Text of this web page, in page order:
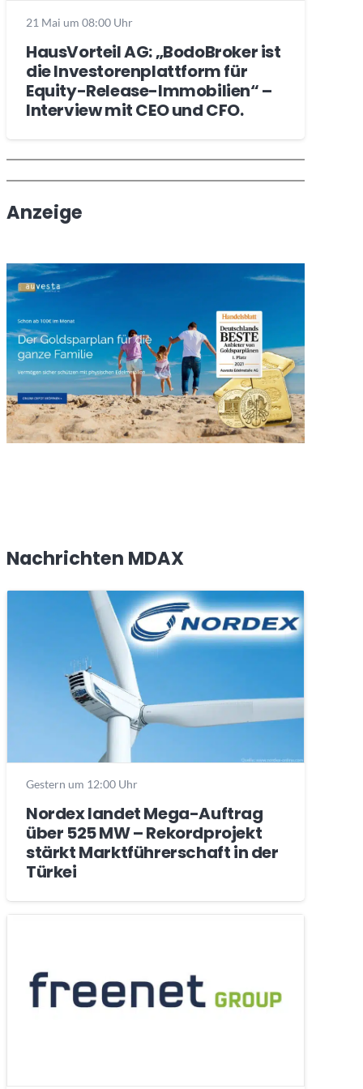
21 Mai um 08:00 Uhr
HausVorteil AG: „BodoBroker ist
die Investorenplattform für
Equity-Release-Immobilien“ –
Interview mit CEO und CFO.
Wochenrückblick
Trendthemen
Anzeige
Nachrichten MDAX
Gestern um 12:00 Uhr
Nordex landet Mega-Auftrag
über 525 MW – Rekordprojekt
stärkt Marktführerschaft in der
Türkei